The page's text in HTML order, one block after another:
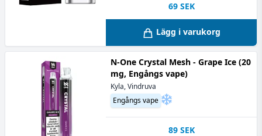
69 SEK
Lägg i varukorg
N-One Crystal Mesh - Grape Ice (20
mg, Engångs vape)
Kyla, Vindruva
Engångs vape
89 SEK